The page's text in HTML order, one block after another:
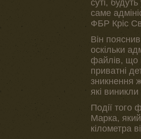
суті,
саме
ФБР Кріс
Він
оскільки
файлів, що
приватні
зникнення
які виникли
Події того
Марка,
кілометра